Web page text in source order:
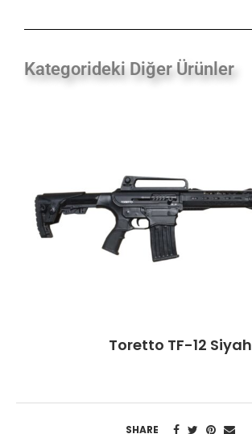
Kategorideki Diğer Ürünler
Toretto TF-12 Siyah
SHARE